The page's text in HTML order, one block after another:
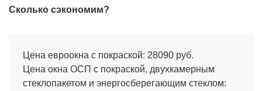
Сколько сэкономим?
Цена евроокна с покраской: 28090 руб.
Цена окна ОСП с покраской, двухкамерным
стеклопакетом и энергосберегающим стеклом: